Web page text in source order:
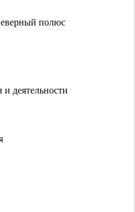
полюс
деятельности